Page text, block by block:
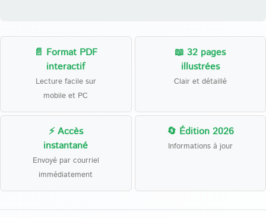
📄 Format PDF
interactif
Lecture facile sur
mobile et PC
📖 32 pages
illustrées
Clair et détaillé
⚡ Accès
instantané
Envoyé par courriel
immédiatement
🔄 Édition 2026
Informations à jour